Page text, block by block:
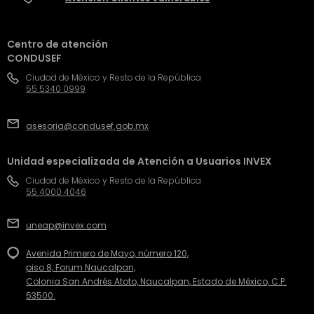
Centro de atención
CONDUSEF
Ciudad de México y Resto de la República
55 5340 0999
asesoria@condusef.gob.mx
Unidad especializada de Atención a Usuarios INVEX
Ciudad de México y Resto de la República
55 4000 4046
uneap@invex.com
Avenida Primero de Mayo, número 120,
piso 8, Forum Naucalpan,
Colonia San Andrés Atoto, Naucalpan, Estado de México, C.P.
53500.